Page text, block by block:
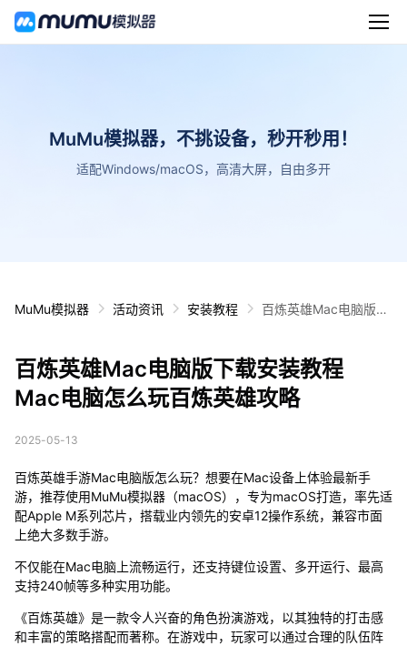
MuMu模拟器，不挑设备，秒开秒用！
适配Windows/macOS，高清大屏，自由多开
MuMu模拟器 活动资讯 安装教程
百炼英雄Mac电脑版下
百炼英雄Mac电脑版下载安装教程
Mac电脑怎么玩百炼英雄攻略
2025-05-13
百炼英雄手游Mac电脑版怎么玩？想要在Mac设备上体验最新手
游，推荐使用MuMu模拟器（macOS），专为macOS打造，率先适
配Apple M系列芯片，搭载业内领先的安卓12操作系统，兼容市面
上绝大多数手游。
不仅能在Mac电脑上流畅运行，还支持键位设置、多开运行、最高
支持240帧等多种实用功能。
《百炼英雄》是一款令人兴奋的角色扮演游戏，以其独特的打击感
和丰富的策略搭配而著称。在游戏中，玩家可以通过合理的队伍阵